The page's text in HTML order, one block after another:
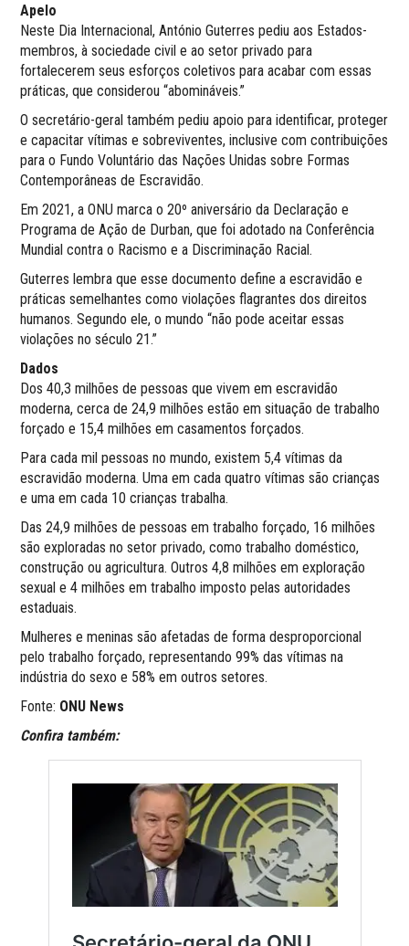
Apelo
Neste Dia Internacional, António Guterres pediu aos Estados-
membros, à sociedade civil e ao setor privado para
fortalecerem seus esforços coletivos para acabar com essas
práticas, que considerou “abomináveis.”
O secretário-geral também pediu apoio para identificar, proteger
e capacitar vítimas e sobreviventes, inclusive com contribuições
para o Fundo Voluntário das Nações Unidas sobre Formas
Contemporâneas de Escravidão.
Em 2021, a ONU marca o 20º aniversário da Declaração e
Programa de Ação de Durban, que foi adotado na Conferência
Mundial contra o Racismo e a Discriminação Racial.
Guterres lembra que esse documento define a escravidão e
práticas semelhantes como violações flagrantes dos direitos
humanos. Segundo ele, o mundo “não pode aceitar essas
violações no século 21.”
Dados
Dos 40,3 milhões de pessoas que vivem em escravidão
moderna, cerca de 24,9 milhões estão em situação de trabalho
forçado e 15,4 milhões em casamentos forçados.
Para cada mil pessoas no mundo, existem 5,4 vítimas da
escravidão moderna. Uma em cada quatro vítimas são crianças
e uma em cada 10 crianças trabalha.
Das 24,9 milhões de pessoas em trabalho forçado, 16 milhões
são exploradas no setor privado, como trabalho doméstico,
construção ou agricultura. Outros 4,8 milhões em exploração
sexual e 4 milhões em trabalho imposto pelas autoridades
estaduais.
Mulheres e meninas são afetadas de forma desproporcional
pelo trabalho forçado, representando 99% das vítimas na
indústria do sexo e 58% em outros setores.
Fonte: ONU News
Confira também: